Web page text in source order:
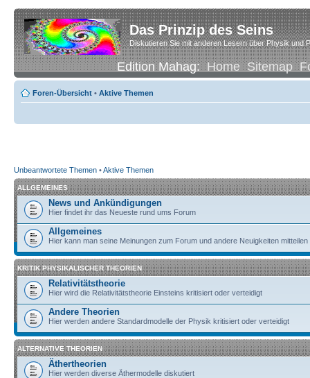
Das Prinzip des Seins
Diskutieren Sie mit anderen Lesern über Physik und
Edition Mahag:Home Sitemap
Foren-Übersicht • Aktive Themen
Unbeantwortete Themen •Aktive Themen
ALLGEMEINES
News und Ankündigungen
Hier findet ihr das Neueste rund ums Forum
Allgemeines
Hier kann man seine Meinungen zum Forum und andere Neuigkeiten mitteilen
KRITIK PHYSIKALISCHER THEORIEN
Relativitätstheorie
Hier wird die Relativitätstheorie Einsteins kritisiert oder verteidigt
Andere Theorien
Hier werden andere Standardmodelle der Physik kritisiert oder verteidigt
ALTERNATIVE THEORIEN
Äthertheorien
Hier werden diverse Äthermodelle diskutiert